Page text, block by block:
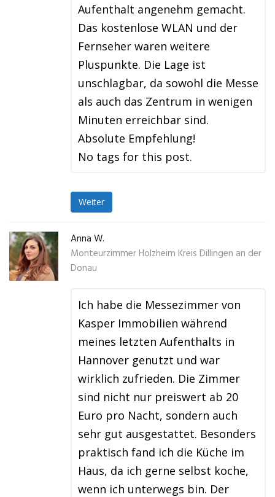
Aufenthalt angenehm gemacht.
Das kostenlose WLAN und der
Fernseher waren weitere
Pluspunkte. Die Lage ist
unschlagbar, da sowohl die Messe
als auch das Zentrum in wenigen
Minuten erreichbar sind.
Absolute Empfehlung!
No tags for this post.
Weiter
Anna W.
Monteurzimmer Holzheim Kreis Dillingen an der
Donau
Ich habe die Messezimmer von
Kasper Immobilien während
meines letzten Aufenthalts in
Hannover genutzt und war
wirklich zufrieden. Die Zimmer
sind nicht nur preiswert ab 20
Euro pro Nacht, sondern auch
sehr gut ausgestattet. Besonders
praktisch fand ich die Küche im
Haus, da ich gerne selbst koche,
wenn ich unterwegs bin. Der